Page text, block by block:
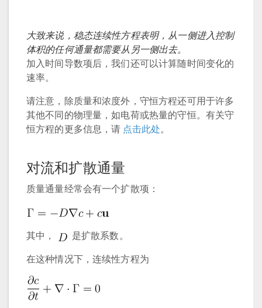
大致来说，稳态连续性方程表明，从一侧进入控制
体积的任何通量都需要从另一侧出去。
加入时间导数项后，我们还可以计算随时间变化的
速率。
请注意，除质量和浓度外，守恒方程还可用于许多
其他不同的物理量，如电荷或热量的守恒。有关守
恒方程的更多信息，请 点击此处。
对流和扩散通量
质量通量经常会有一个扩散项：
其中， 是扩散系数。
在这种情况下，连续性方程为